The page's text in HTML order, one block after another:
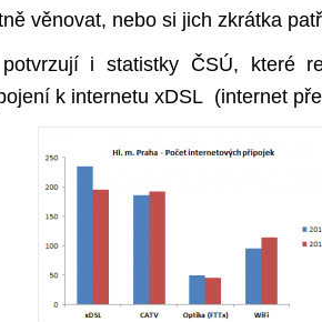
věnovat, nebo si jich zkrátka
i statistky ČSÚ, které
k internetu xDSL (internet